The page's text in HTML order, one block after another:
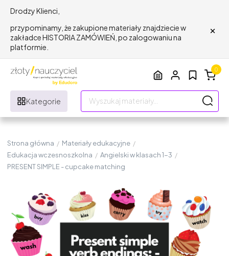
Drodzy Klienci,
przypominamy, że zakupione materiały znajdziecie w
zakładce HISTORIA ZAMÓWIEŃ, po zalogowaniu na
platformie.
×
Kategorie
0
Strona główna / Materiały edukacyjne /
Edukacja wczesnoszkolna / Angielski w klasach 1-3 /
PRESENT SIMPLE - cupcake matching